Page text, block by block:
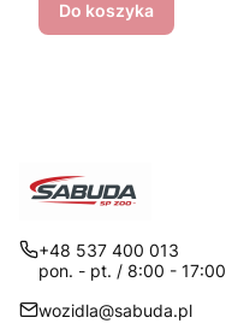
Do koszyka
+48 537 400 013
pon. - pt. / 8:00 - 17:00
wozidla@sabuda.pl